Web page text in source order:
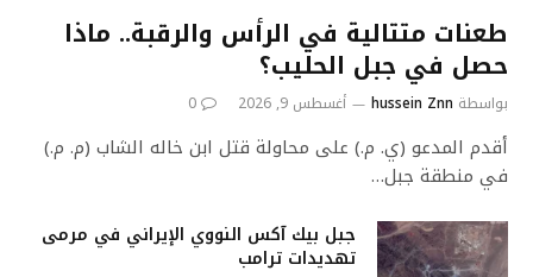
طعنات متتالية في الرأس والرقبة.. ماذا
حصل في جبل الحليب؟
بواسطة hussein Znn أغسطس 9, 2026 0
أقدم المدعو (ي. م.) على محاولة قتل ابن خاله الشاب (م. م.)
في منطقة جبل…
جبل بيك آكس النووي الإيراني في مرمى
تهديدات ترامب